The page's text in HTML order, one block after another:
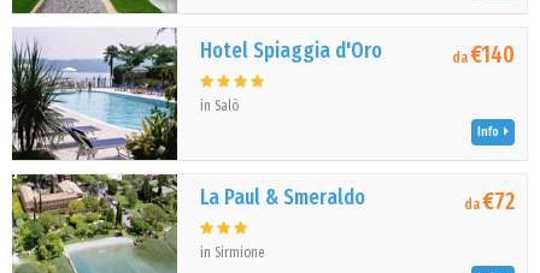
Hotel Spiaggia d'Oro
in Salò
da€140
Info
La Paul & Smeraldo
in Sirmione
da€72